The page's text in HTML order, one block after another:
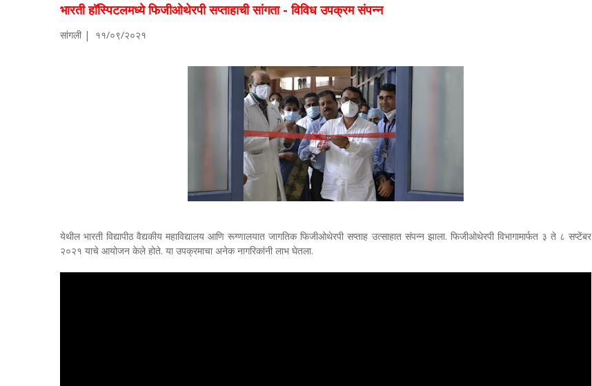
भारती हॉस्पिटलमध्ये फिजीओथेरपी सप्ताहाची सांगता - विविध उपक्रम संपन्न
सांगली | ११/०९/२०२१
येथील भारती विद्यापीठ वैद्यकीय महाविद्यालय आणि रूग्णालयात जागतिक फिजीओथेरपी सप्ताह उत्साहात संपन्न झाला. फिजीओथेरपी विभागामार्फत ३ ते ८ सप्टेंबर
२०२१ याचे आयोजन केले होते. या उपक्रमाचा अनेक नागरिकांनी लाभ घेतला.